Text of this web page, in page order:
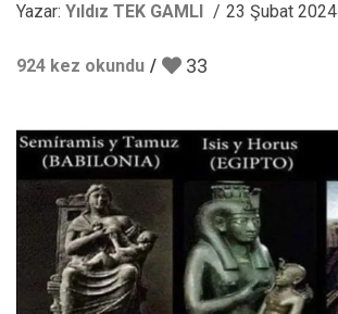
Yazar: Yıldız TEK GAMLI 23 Şubat 2024
924 kez okundu 33